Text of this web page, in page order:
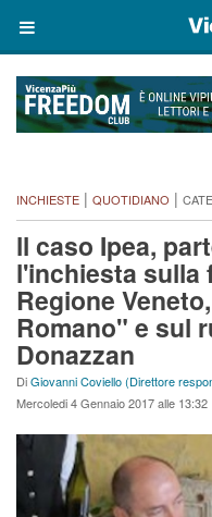
INCHIESTE | QUOTIDIANO |
ll caso Ipea,
l'inchiesta sulla
Regione
Romano" e sul
Donazzan
DiGiovanni Coviello (Direttore
Mercoledi 4 Gennaio 2017 alle 13:32